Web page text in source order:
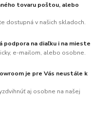
tovaru poštou, alebo
dostupná v našich skladoch.
podpora na diaľku i na mieste
e-mailom, alebo osobne.
je pre Vás neustále k
aj osobne na našej